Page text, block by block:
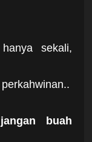
sekali,
buah